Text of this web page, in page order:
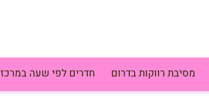
מסיבת רווקות בדרום חדרים לפי שעה במרכז